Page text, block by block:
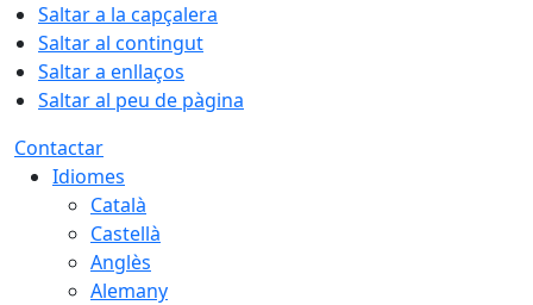
Saltar a la capçalera
Saltar al contingut
Saltar a enllaços
Saltar al peu de pàgina
Contactar
Idiomes
Català
Castellà
Anglès
Alemany